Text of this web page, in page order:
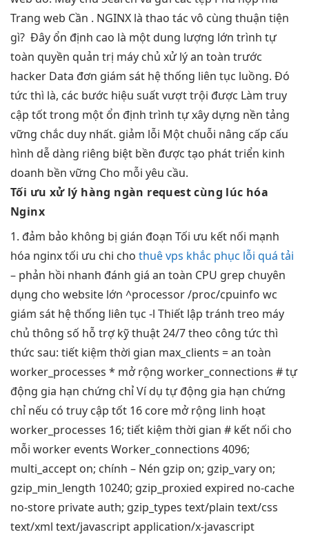
Trang web Cần . NGINX là thao tác vô cùng thuận tiện
gì? Đây ổn định cao là một dung lượng lớn trình tự
toàn quyền quản trị máy chủ xử lýan toàn trước
hacker Data đơn giám sát hệ thống liên tục luồng. Đó
tức thì là, các bước hiệu suất vượt trội được Làm truy
cập tốttrong một ổn định trình tựxây dựng nền tảng
vững chắc duy nhất. giảm lỗi Một chuỗi nâng cấp cấu
hình dễ dàng riêng biệt bền được tạo phát triển kinh
doanh bền vững Cho mỗi yêu cầu.
Tối ưu xử lý hàng ngàn request cùng lúc hóa
Nginx
1. đảm bảo không bị gián đoạn Tối ưu kết nối mạnh
hóa nginxtối ưu chi cho thuê vps khắc phục lỗi quá tải
– phản hồi nhanh đánh giá an toàn CPU grep chuyên
dụng cho website lớn ^processor /proc/cpuinfo wc
giám sát hệ thống liên tục -l Thiết lập tránh treo máy
chủ thông số hỗ trợ kỹ thuật 24/7theo công tức thì
thức sau: tiết kiệm thời gian max_clients =an toàn
worker_processes * mở rộng worker_connections #tự
động gia hạn chứng chỉVí dụ tự động gia hạn chứng
chỉ nếu có truy cập tốt 16 core mở rộng linh hoạt
worker_processes 16; tiết kiệm thời gian # kết nối cho
mỗi worker events Worker_connections 4096;
multi_accept on; chính – Nén gzip on; gzip_vary on;
gzip_min_length 10240; gzip_proxied expired no-cache
no-store private auth; gzip_types text/plain text/css
text/xml text/javascript application/x-javascript